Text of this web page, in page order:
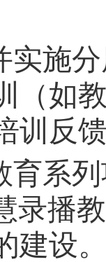
实施
（如
训反
育系
录播
建设